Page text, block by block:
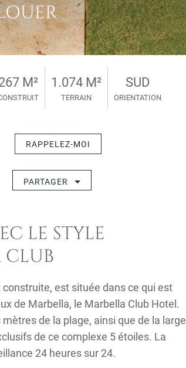
M² 1.074 M²
TERRAIN
SUD
ORIENTATION
RAPPELEZ-MOI
PARTAGER
LE STYLE
est située dans ce qui est
de Marbella, le Marbella Club Hotel.
de la plage, ainsi que de la large
de ce complexe 5 étoiles. La
24 heures sur 24.